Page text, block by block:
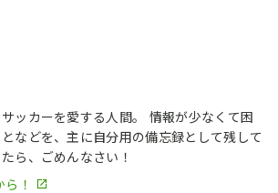
ッカーを愛する人間。 情報が少なくて困
などを、主に自分用の備忘録として残して
ら、ごめんなさい！
！